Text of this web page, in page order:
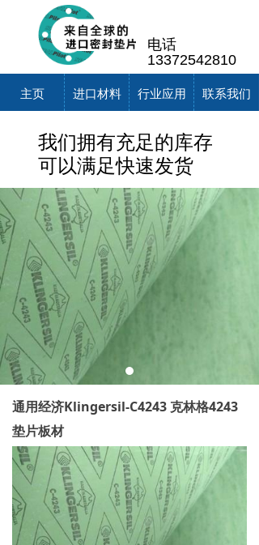
电话
13372542810
主页 进口材料 行业应用 联系我们
通用经济Klingersil-C4243 克林格4243
垫片板材
我们拥有充足的库存
可以满足快速发货